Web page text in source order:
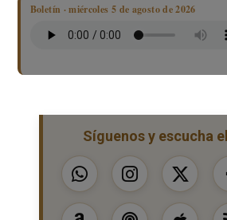
Boletín · miércoles 5 de agosto de 2026
Síguenos y escucha